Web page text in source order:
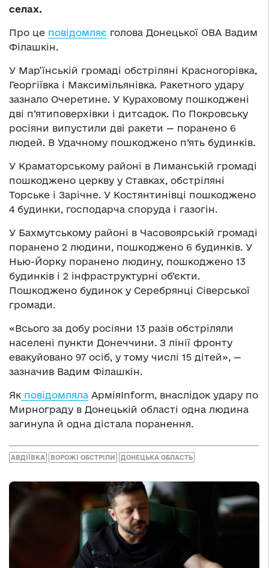
селах.
Про це повідомляє голова Донецької ОВА Вадим
Філашкін.
У Мар’їнській громаді обстріляні Красногорівка,
Георгіївка і Максимільянівка. Ракетного удару
зазнало Очеретине. У Кураховому пошкоджені
дві п’ятиповерхівки і дитсадок. По Покровську
росіяни випустили дві ракети — поранено 6
людей. В Удачному пошкоджено п’ять будинків.
У Краматорському районі в Лиманській громаді
пошкоджено церкву у Ставках, обстріляні
Торське і Зарічне. У Костянтинівці пошкоджено
4 будинки, господарча споруда і газогін.
У Бахмутському районі в Часовоярській громаді
поранено 2 людини, пошкоджено 6 будинків. У
Нью-Йорку поранено людину, пошкоджено 13
будинків і 2 інфраструктурні об’єкти.
Пошкоджено будинок у Серебрянці Сіверської
громади.
«Всього за добу росіяни 13 разів обстріляли
населені пункти Донеччини. З лінії фронту
евакуйовано 97 осіб, у тому числі 15 дітей», —
зазначив Вадим Філашкін.
Як повідомляла АрміяInform, внаслідок удару по
Мирнограду в Донецькій області одна людина
загинула й одна дістала поранення.
АВДІЇВКА ВОРОЖІ ОБСТРІЛИ ДОНЕЦЬКА ОБЛАСТЬ